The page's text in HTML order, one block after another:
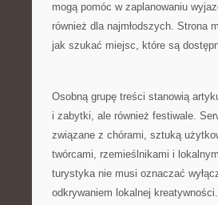
mogą pomóc w zaplanowaniu
również dla najmłodszych. Strona
jak szukać miejsc, które są
Osobną grupę treści stanowią
i zabytki, ale również festiwale.
związane z chórami, sztuką
twórcami, rzemieślnikami i
turystyka nie musi oznaczać
odkrywaniem lokalnej kreatywności.